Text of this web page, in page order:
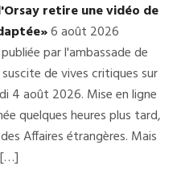
retire une vidéo de
6 août 2026
par l'ambassade de
de vives critiques sur
4 août 2026. Mise en ligne
quelques heures plus tard,
Affaires étrangères. Mais
[…]